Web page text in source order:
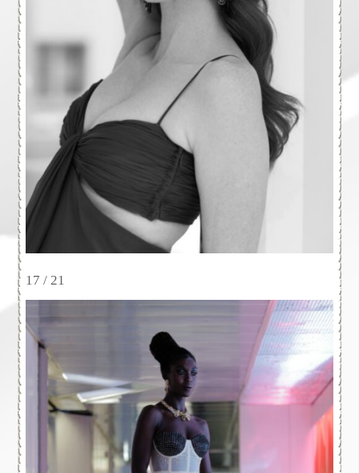
17 / 21